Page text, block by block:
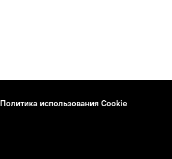
Политика использования Cookie